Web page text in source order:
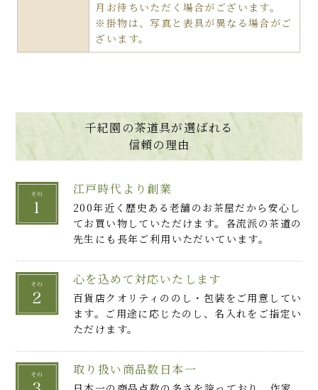
月お待ちいただく場合がございます。
※掛物は、写真と表具が異なる場合がご
ざいます。
千紀園の茶道具が選ばれる
信頼の理由
江戸時代より創業
200年近く歴史ある老舗のお茶屋だから安心し
てお買い物していただけます。各流派の茶道の
先生にも長年ご利用いただいています。
心を込めて対応いたします
百貨店クオリティののし・包装をご用意してい
ます。ご用途に応じたのし、名入れをご指定い
ただけます。
取り扱い商品数日本一